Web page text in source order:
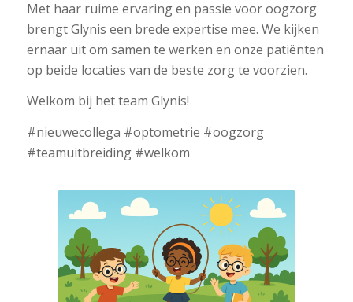
Met haar ruime ervaring en passie voor oogzorg
brengt Glynis een brede expertise mee. We kijken
ernaar uit om samen te werken en onze patiënten
op beide locaties van de beste zorg te voorzien.
Welkom bij het team Glynis!
#nieuwecollega #optometrie #oogzorg
#teamuitbreiding #welkom